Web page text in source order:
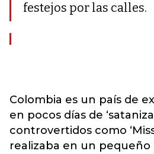
festejos por las calles.
Colombia es un país de
en pocos días de
controvertidos como
realizaba en un